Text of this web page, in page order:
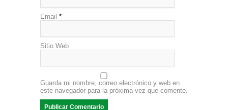
Email *
Sitio Web
Guarda mi nombre, correo electrónico y web en
este navegador para la próxima vez que comente.